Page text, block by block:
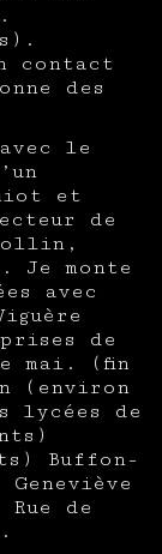
contact
des
le
et
de
Je monte
avec
de
mai. (fin
(environ
lycées de
Buffon-
de